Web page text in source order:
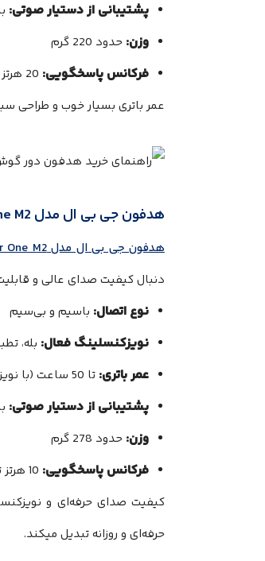
پشتیبانی از دستیار صوتی:
وزن: حدود 220 گرم
فرکانس پاسخگویی:
عمر باتری بسیار خوب و طراحی
هدفون جی بی ال مدل Tour One M2
هدفون جی بی ال مدل Tour One M2
دنبال کیفیت صدای عالی و
نوع اتصال: باسیم و بی‌سیم
نویزکنسلینگ فعال: بله،
عمر باتری: تا 50 ساعت (با نویزکنسلینگ خاموش)، 30 ساعت (با نویزکنسلینگ روشن)
پشتیبانی از دستیار صوتی:
وزن: حدود 278 گرم
فرکانس پاسخگویی:
کیفیت صدای حرفه‌ای و
حرفه‌ای و روزانه تبدیل میکند.